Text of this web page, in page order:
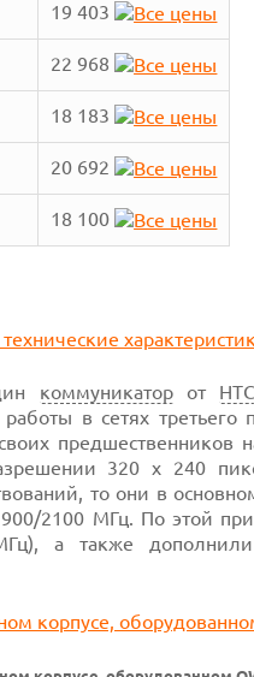
19 403
22 968
18 183
20 692
18 100
коммуникаторот HTC
в сетях третьего
предшественников
320 х 240
то они в
2100 МГц. По этой
а также